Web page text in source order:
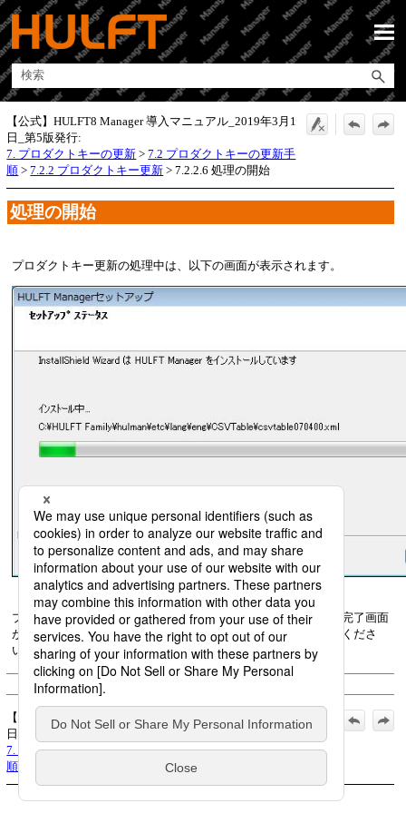
メイン コンテンツにスキップ
【公式】HULFT8 Manager 導入マニュアル_2019年3月1
日_第5版発行:
7. プロダクトキーの更新 >7.2 プロダクトキーの更新手
順 >7.2.2 プロダクトキー更新 >7.2.2.6 処理の開始
処理の開始
プロダクトキー更新の処理中は、以下の画面が表示されます。
画面7.6セットアップステータス画面
プロダクトキーの更新処理が終了すると、 プロダクトキー更新完了画面
が表示されます。 「プロダクトキー更新結果の確認」
へ進んでくださ
い。
(c) Saison Information Systems Co., Ltd. 1992
【公式】HULFT8 Manager 導入マニュアル_2019年3月1
日_第5版発行:
7. プロダクトキーの更新>7.2 プロダクトキーの更新手
順
>7.2.2.6 処理の開始